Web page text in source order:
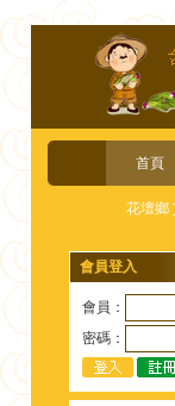
首頁
花壇鄉
會員登入
會員：
密碼：